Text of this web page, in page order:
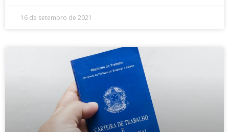
16 de setembro de 2021